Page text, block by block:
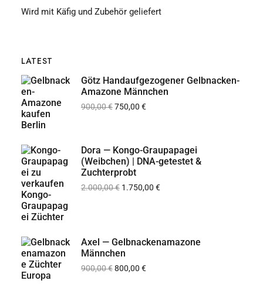
Wird mit Käfig und Zubehör geliefert
LATEST
Götz Handaufgezogener Gelbnacken-
Amazone Männchen
900,00€750,00 €
Dora — Kongo-Graupapagei
(Weibchen) | DNA-getestet &
Zuchterprobt
2.000,00€ 1.750,00 €
Axel — Gelbnackenamazone
Männchen
900,00€800,00 €